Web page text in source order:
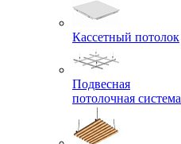
Кассетный потолок
Подвесная
потолочная система